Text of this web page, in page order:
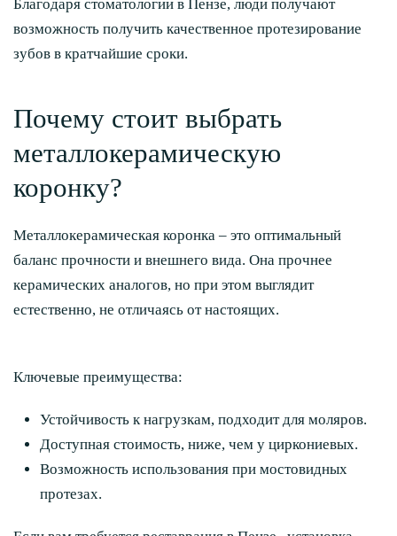
Благодаря стоматологии в Пензе, люди получают
возможность получить качественное протезирование
зубов в кратчайшие сроки.
Почему стоит выбрать
металлокерамическую
коронку?
Металлокерамическая коронка – это оптимальный
баланс прочности и внешнего вида. Она прочнее
керамических аналогов, но при этом выглядит
естественно, не отличаясь от настоящих.
Ключевые преимущества:
Устойчивость к нагрузкам, подходит для моляров.
Доступная стоимость, ниже, чем у циркониевых.
Возможность использования при мостовидных
протезах.